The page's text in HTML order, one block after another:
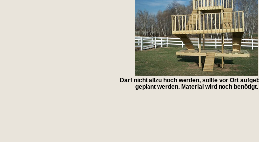
Darf nicht allzu hoch werden, sollte vor Ort
geplant werden. Material wird noch benötigt.